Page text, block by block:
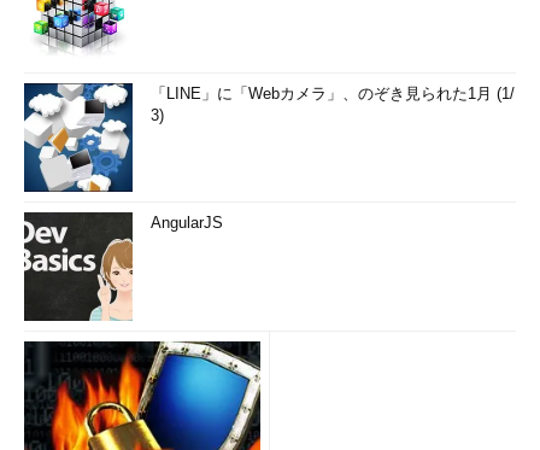
「LINE」に「Webカメラ」、のぞき見られた1月 (1/
3)
AngularJS